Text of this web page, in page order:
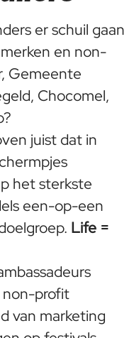
er schuil gaan
en non-
Gemeente
Chocomel,
juist dat in
het sterkste
een-op-een
Life =
non-profit
van marketing